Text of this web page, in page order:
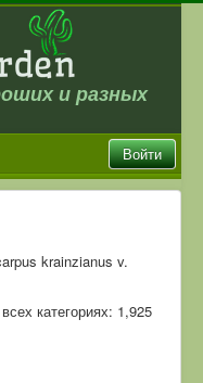
и разных
Войти
krainzianus v.
категориях: 1,925